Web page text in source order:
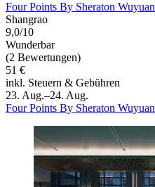
Four Points By Sheraton Wuyuan
Shangrao
9,0/10
Wunderbar
(2 Bewertungen)
51 €
inkl. Steuern & Gebühren
23. Aug.–24. Aug.
Four Points By Sheraton Wuyuan